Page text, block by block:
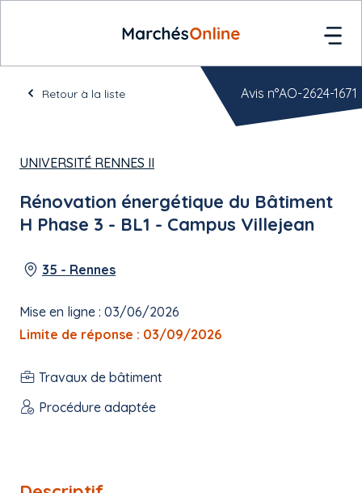
Retour à la liste
UNIVERSITÉ RENNES II
Rénovation énergétique du Bâtiment
H Phase 3 - BL1 - Campus Villejean
35 - Rennes
Mise en ligne : 03/06/2026
Limite de réponse : 03/09/2026
Travaux de bâtiment
Procédure adaptée
Avis n°AO-2624-1671